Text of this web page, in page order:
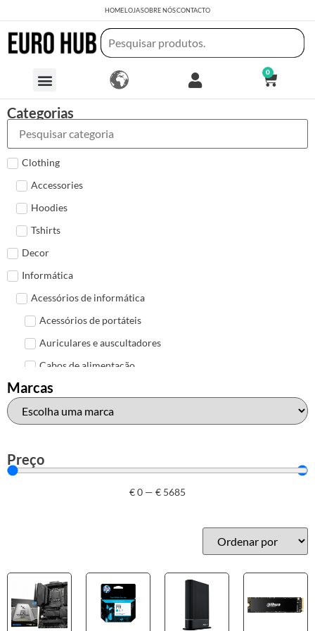
HOMELOJASOBRE NÓSCONTACTO
0
Categorias
Clothing
Accessories
Hoodies
Tshirts
Decor
Informática
Acessórios de informática
Acessórios de portáteis
Auriculares e auscultadores
Cabos de alimentação
Colunas de Som
Hubs
Mais acessórios USB
HP
Outros acessórios de informática
Marcas
Preço
€0 — € 5685